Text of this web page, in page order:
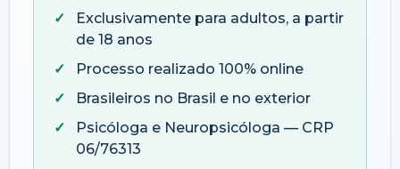
Exclusivamente para adultos, a partir
de 18 anos
Processo realizado 100% online
Brasileiros no Brasil e no exterior
Psicóloga e Neuropsicóloga — CRP
06/76313